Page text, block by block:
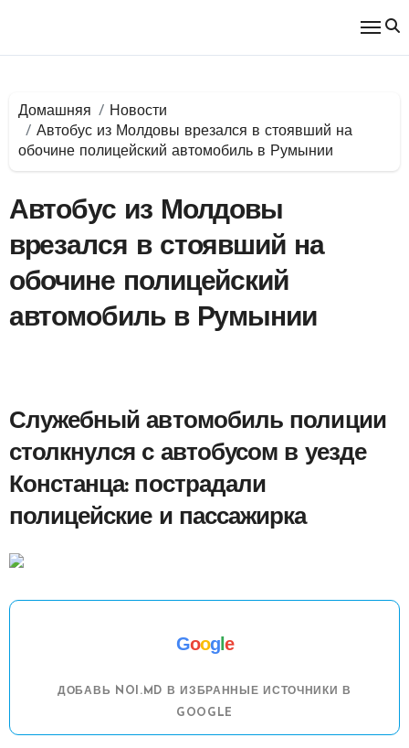
Домашняя
Новости
Автобус из Молдовы врезался в стоявший на
обочине полицейский автомобиль в Румынии
Автобус из Молдовы
врезался в стоявший на
обочине полицейский
автомобиль в Румынии
Служебный автомобиль полиции
столкнулся с автобусом в уезде
Констанца: пострадали
полицейские и пассажирка
Googl e
ДОБАВЬ NOI.MD В ИЗБРАННЫЕ ИСТОЧНИКИ В
GOOGLE